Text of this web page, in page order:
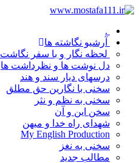
.
آرشیو نگاشته ها
لحظه نگار و با سفر نگاشت
دل نوشت ها و نظرداشت ها
درسهای دیار سند و هند
سخنی با نگارین حق مطلق
سخنی به نظم و نثر
سخن این و آن
شهدای راه خدا و میهن
My English Production
سخنی به نغز
مطالب جدید